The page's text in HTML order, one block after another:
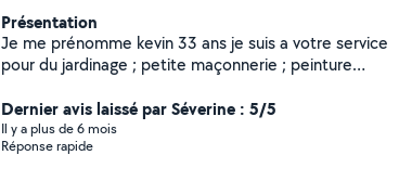
Présentation
Je me prénomme kevin 33 ans je suis a votre service
pour du jardinage ; petite maçonnerie ; peinture
éventuellement je travail surtout sur sommieres car je n
ai pas le permis libre de suite
Dernier avis laissé par Séverine : 5/5
Il y a plus de 6 mois
Réponse rapide